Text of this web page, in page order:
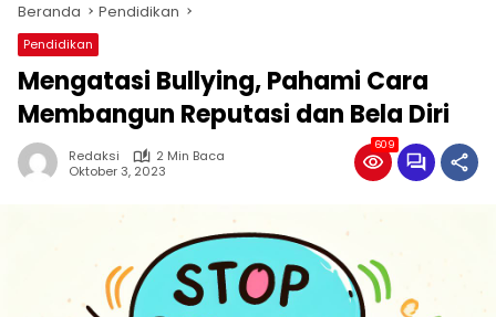
Beranda Pendidikan
Pendidikan
Mengatasi Bullying, Pahami Cara
Membangun Reputasi dan Bela Diri
Redaksi
2 Min Baca
Oktober 3, 2023
609